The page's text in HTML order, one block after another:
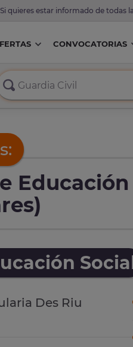
Si quieres estar informado de todas
CONVOCATORIAS
Des Riu